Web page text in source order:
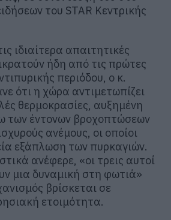
του STAR Κεντρικής
ιδιαίτερα απαιτητικές
ήδη από τις πρώτες
περιόδου, ο κ.
ότι η χώρα αντιμετωπίζει
θερμοκρασίες, αυξημένη
των έντονων βροχοπτώσεων
ανέμους, οι οποίοι
εξάπλωση των πυρκαγιών.
ανέφερε, «οι τρεις αυτοί
μια δυναμική στη φωτιά»
βρίσκεται σε
ετοιμότητα.